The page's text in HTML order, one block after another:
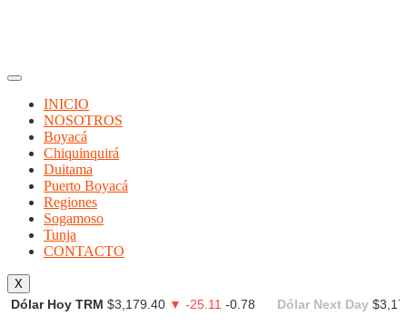
INICIO
NOSOTROS
Boyacá
Chiquinquirá
Duitama
Puerto Boyacá
Regiones
Sogamoso
Tunja
CONTACTO
X
Dólar Hoy TRM $3,179.40 ▼ -25.11 -0.78 Dólar Next Day